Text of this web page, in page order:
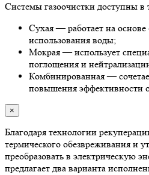
Системы газоочистки доступны в
Сухая — работает на основе
использования воды;
Мокрая — использует
поглощения и
Комбинированная —
повышения эффективности
×
Благодаря технологии
термического обезвреживания и
преобразовать в
предлагает два варианта